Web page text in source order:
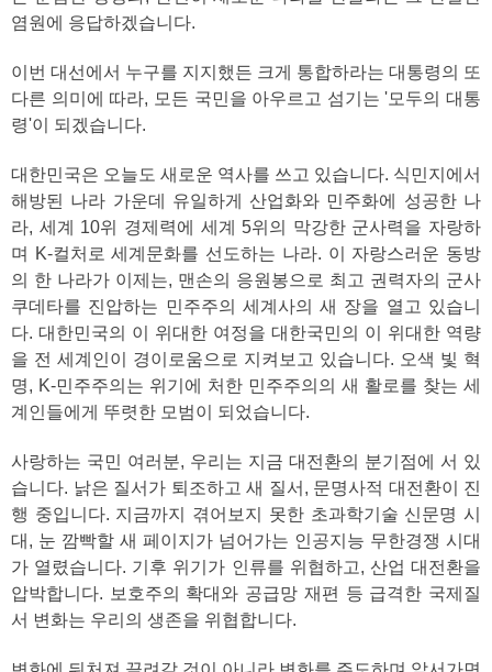
염원에 응답하겠습니다.
이번 대선에서 누구를 지지했든 크게 통합하라는 대통령의 또
다른 의미에 따라, 모든 국민을 아우르고 섬기는 '모두의 대통
령'이 되겠습니다.
대한민국은 오늘도 새로운 역사를 쓰고 있습니다. 식민지에서
해방된 나라 가운데 유일하게 산업화와 민주화에 성공한 나
라, 세계 10위 경제력에 세계 5위의 막강한 군사력을 자랑하
며 K-컬처로 세계문화를 선도하는 나라. 이 자랑스러운 동방
의 한 나라가 이제는, 맨손의 응원봉으로 최고 권력자의 군사
쿠데타를 진압하는 민주주의 세계사의 새 장을 열고 있습니
다. 대한민국의 이 위대한 여정을 대한국민의 이 위대한 역량
을 전 세계인이 경이로움으로 지켜보고 있습니다. 오색 빛 혁
명, K-민주주의는 위기에 처한 민주주의의 새 활로를 찾는 세
계인들에게 뚜렷한 모범이 되었습니다.
사랑하는 국민 여러분, 우리는 지금 대전환의 분기점에 서 있
습니다. 낡은 질서가 퇴조하고 새 질서, 문명사적 대전환이 진
행 중입니다. 지금까지 겪어보지 못한 초과학기술 신문명 시
대, 눈 깜빡할 새 페이지가 넘어가는 인공지능 무한경쟁 시대
가 열렸습니다. 기후 위기가 인류를 위협하고, 산업 대전환을
압박합니다. 보호주의 확대와 공급망 재편 등 급격한 국제질
서 변화는 우리의 생존을 위협합니다.